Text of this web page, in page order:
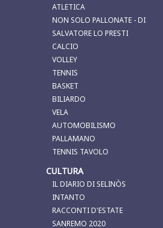
ATLETICA
NON SOLO PALLONATE - DI
SALVATORE LO PRESTI
CALCIO
VOLLEY
TENNIS
BASKET
BILIARDO
VELA
AUTOMOBILISMO
PALLAMANO
TENNIS TAVOLO
CULTURA
IL DIARIO DI SELINÒS
INTANTO
RACCONTI D'ESTATE
SANREMO 2020